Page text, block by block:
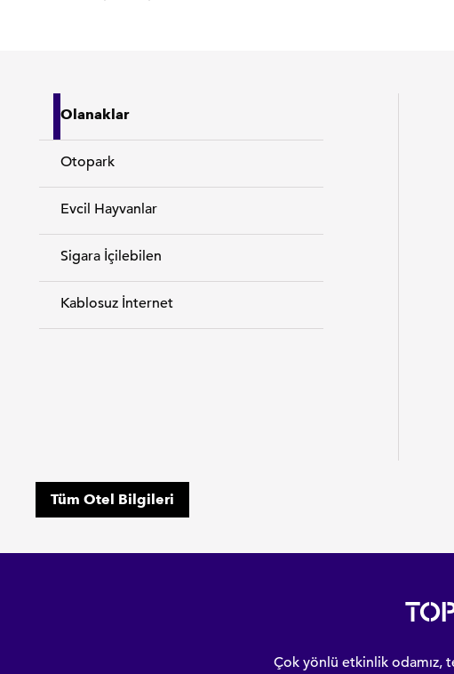
Olanaklar
Otopark
Evcil Hayvanlar
Sigara İçilebilen
Kablosuz İnternet
Tüm Otel Bilgileri
Çok yönlü etkinlik odamız,